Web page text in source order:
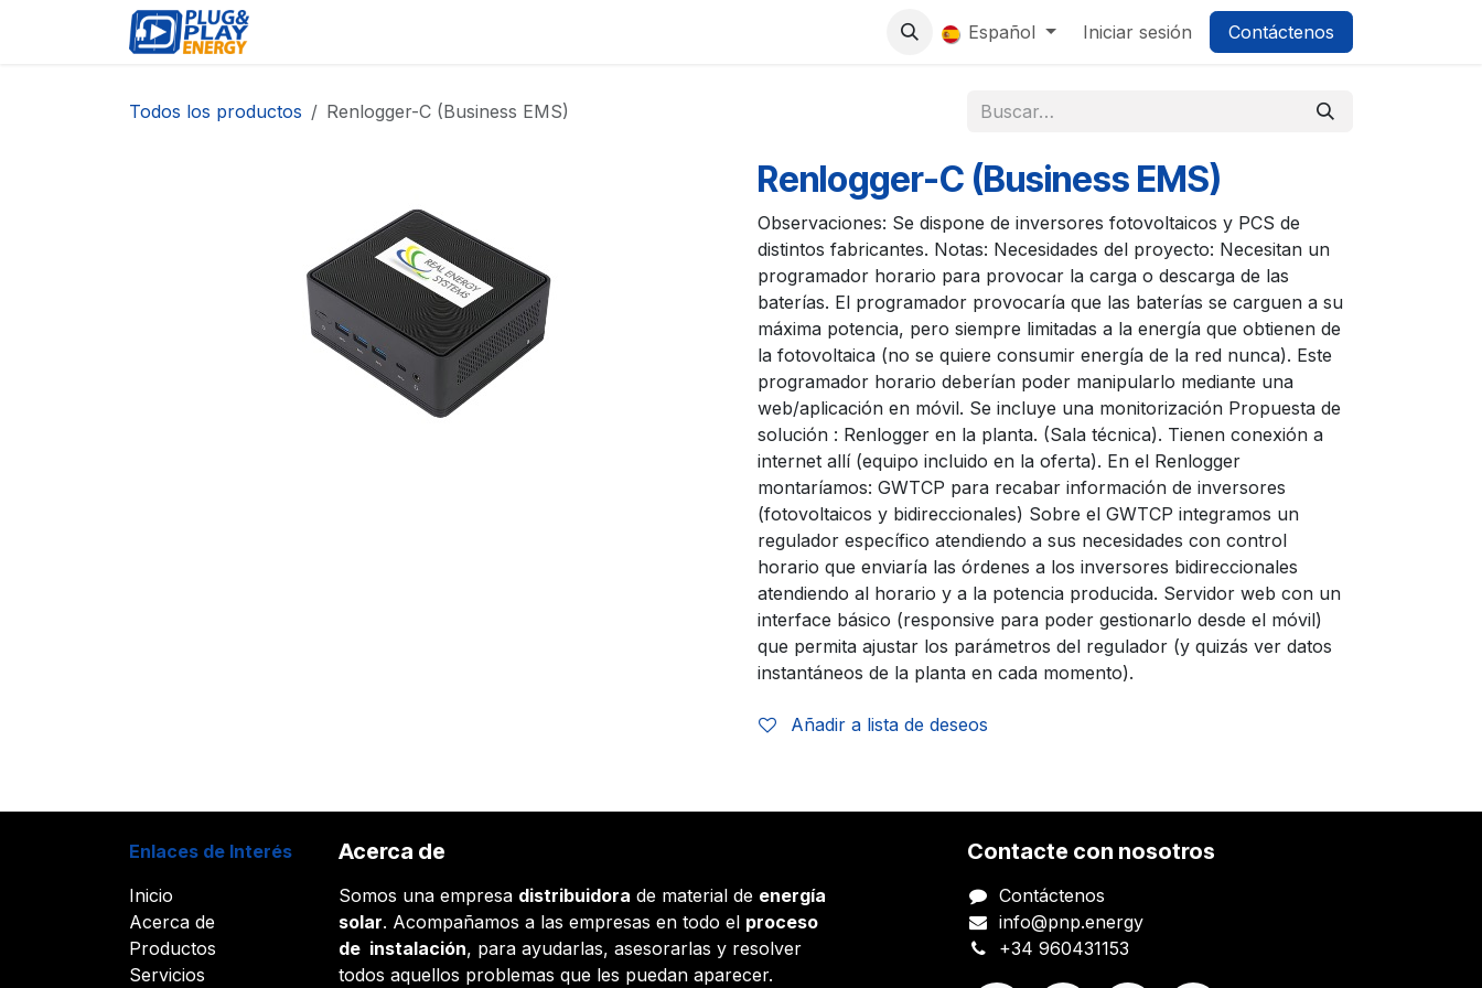
0 Español Iniciar sesión Contáctenos
Todos los productos Renlogger-C (Business EMS)
Renlogger-C (Business EMS)
Observaciones: Se dispone de inversores fotovoltaicos y PCS de
distintos fabricantes. Notas: Necesidades del proyecto: Necesitan un
programador horario para provocar la carga o descarga de las
baterías. El programador provocaría que las baterías se carguen a su
máxima potencia, pero siempre limitadas a la energía que obtienen de
la fotovoltaica (no se quiere consumir energía de la red nunca). Este
programador horario deberían poder manipularlo mediante una
web/aplicación en móvil. Se incluye una monitorización Propuesta de
solución : Renlogger en la planta. (Sala técnica). Tienen conexión a
internet allí (equipo incluido en la oferta). En el Renlogger
montaríamos: GWTCP para recabar información de inversores
(fotovoltaicos y bidireccionales) Sobre el GWTCP integramos un
regulador específico atendiendo a sus necesidades con control
horario que enviaría las órdenes a los inversores bidireccionales
atendiendo al horario y a la potencia producida. Servidor web con un
interface básico (responsive para poder gestionarlo desde el móvil)
que permita ajustar los parámetros del regulador (y quizás ver datos
instantáneos de la planta en cada momento).
Añadir a lista de deseos
Enlaces de Interés
Inicio
Acerca de
Productos
Servicios
Acerca de
Somos una empresa distribuidora de material de energía
solar. Acompañamos a las empresas en todo el proceso
de instalación, para ayudarlas, asesorarlas y resolver
todos aquellos problemas que les puedan aparecer.
Contacte con nosotros
Contáctenos
info@pnp.energy
+34 960431153